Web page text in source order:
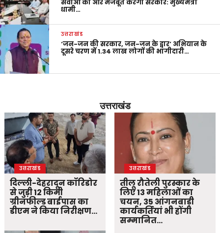
सेवाओं को और मजबूत करेगी सरकार: मुख्यमंत्री
धामी…
उत्तराखंड
‘जन-जन की सरकार, जन-जन के द्वार’ अभियान के
दूसरे चरण में 1.34 लाख लोगों की भागीदारी…
उत्तराखंड
उत्तराखंड
दिल्ली-देहरादून कॉरिडोर
से जुड़ी 12 किमी
ग्रीनफील्ड बाईपास का
डीएम ने किया निरीक्षण…
उत्तराखंड
तीलू रौतेली पुरस्कार के
लिए 13 महिलाओं का
चयन, 35 आंगनबाड़ी
कार्यकर्तियां भी होंगी
सम्मानित…